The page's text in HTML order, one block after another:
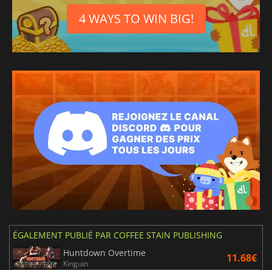
4 WAYS TO WIN BIG!
ÉGALEMENT PUBLIÉ PAR COFFEE STAIN PUBLISHING
Huntdown Overtime
Kinguin 11.68€